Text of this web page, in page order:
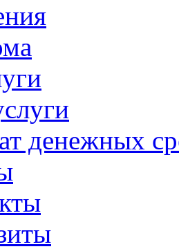
денежных